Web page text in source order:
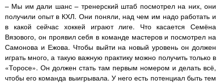
– Мы им дали шанс – тренерский штаб посмотрел на них, они
получили опыт в КХЛ. Они поняли, над чем им надо работать и
в какой сейчас хоккей играют лиге. Что касается Семёна
Вязового, он проявил себя в команде мастеров и посмотрел на
Самонова и Ежова. Чтобы выйти на новый уровень он должен
играть много, а такую важную практику можно получить только в
«Торосе». Он должен стать там первым номером и делать всё,
чтобы его команда выигрывала. У него есть потенциал быть тем